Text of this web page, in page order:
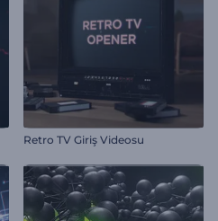
Retro TV Giriş Videosu